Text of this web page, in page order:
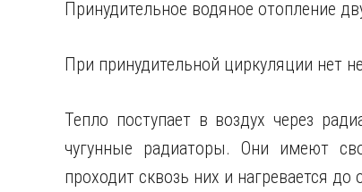
Принудительное водяное отопление
При принудительной циркуляции нет
Тепло поступает в воздух через
чугунные радиаторы. Они имеют
проходит сквозь них и нагревается